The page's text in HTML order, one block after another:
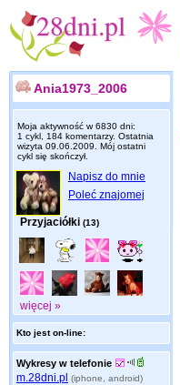
Ania1973_2006
Moja aktywność w 6830 dni:
1 cykl, 184 komentarzy. Ostatnia
wizyta 09.06.2009 . Mój ostatni
cykl się skończył.
Napisz do mnie
Poleć znajomej
Przyjaciółki (13)
więcej »
Kto jest on-line:
Wykresy w telefonie
m.28dni.pl (iphone, android)